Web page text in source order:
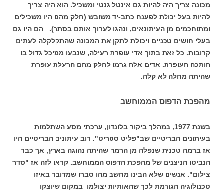
מכונה צריך היה להיות גם אינטליגנטי ומשכיל. הוא היה צריך
להיות בעל יכולת לפענח כתב-יד משובש (חלק מהם היו משכילים
ומתוחכמים מן העיתונאים, ונהגו לערוך אותם בסתר). הם היו גם
בעלי חושים טכניים ויכולת לתקן את המכונה שהתקלקלה לעתים
קרובות. כל זאת בתוך אדי עופרת רעילה, שנבעו ממיכל גדול בו
הותכה העופרת. אדים אלה גרמו לחלק מהם הרעלת עופרת
שהיתה מחלה לא קלה.
מהפכת הדפוס הממוחשב
בשנת 1977, במהלך ביקור בלונדון, ערכתי מסע השתלמות
בעיתונים הבריטיים שב"פליט סטריט". רוב עיתונים הבריטיים היו
אז ברמה טכנית שנפלה מן הרמה שהיתה נהוגה בארץ, אך כבר
הנביטו הניצנים של מהפכת הדפוס הממוחשב. קראו לזה אז "סדר
צילום". אנשים שלא הבינו מחשב מהו סברו שמדובר באיזו
טכנולוגיה הגורמת לכך שהאותיות יצולמו במקום שיוצקו